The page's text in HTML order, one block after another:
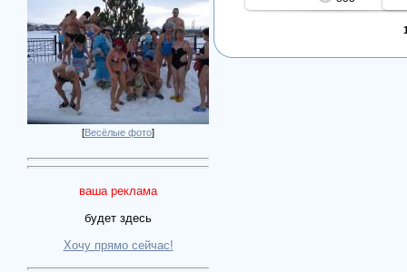
[Весёлые фото]
ваша реклама
будет здесь
Хочу прямо сейчас!